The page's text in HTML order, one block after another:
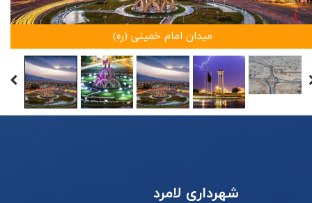
میدان امام خمینی (ره)
شهرداری لامرد